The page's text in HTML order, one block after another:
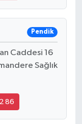
Pendik
Caddesi 16
Sağlık
86